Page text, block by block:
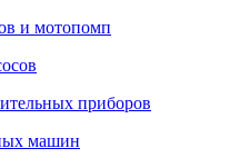
и мотопомп
приборов
машин